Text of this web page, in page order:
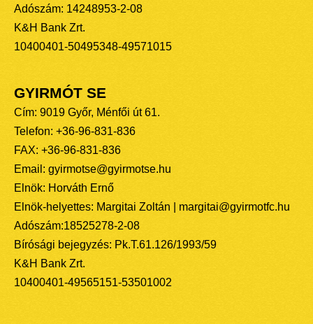
Adószám: 14248953-2-08
K&H Bank Zrt.
10400401-50495348-49571015
GYIRMÓT SE
Cím: 9019 Győr, Ménfői út 61.
Telefon: +36-96-831-836
FAX: +36-96-831-836
Email: gyirmotse@gyirmotse.hu
Elnök: Horváth Ernő
Elnök-helyettes: Margitai Zoltán | margitai@gyirmotfc.hu
Adószám:18525278-2-08
Bírósági bejegyzés: Pk.T.61.126/1993/59
K&H Bank Zrt.
10400401-49565151-53501002